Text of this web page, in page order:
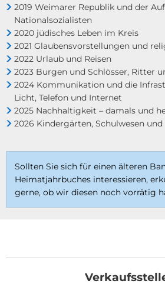
2019 Weimarer Republik und der
Nationalsozialisten
2020 jüdisches Leben im Kreis
2021 Glaubensvorstellungen und
2022 Urlaub und Reisen
2023 Burgen und Schlösser, Ritter
2024 Kommunikation und die
Licht, Telefon und Internet
2025 Nachhaltigkeit – damals und
2026 Kindergärten, Schulwesen
Sollten Sie sich für einen älteren
Heimatjahrbuches interessieren,
gerne, ob wir diesen noch vorrätig